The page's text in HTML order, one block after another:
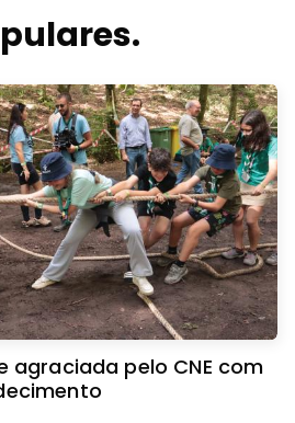
pelo CNE com